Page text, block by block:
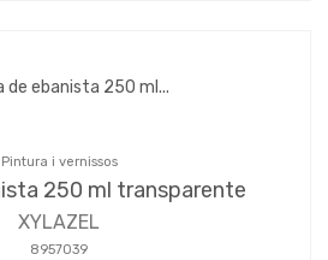
Pintura i vernissos
250 ml transparente
XYLAZEL
8957039